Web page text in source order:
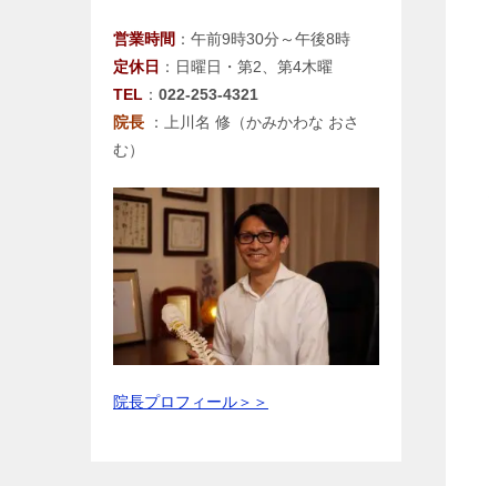
営業時間 ：午前9時30分～午後8時
定休日 ：日曜日・第2、第4木曜
TEL ： 022-253-4321
院長 ：上川名 修（かみかわな おさ
む）
院長プロフィール＞＞